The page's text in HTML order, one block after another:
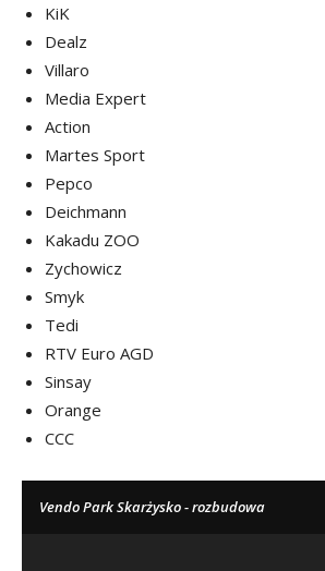
KiK
Dealz
Villaro
Media Expert
Action
Martes Sport
Pepco
Deichmann
Kakadu ZOO
Zychowicz
Smyk
Tedi
RTV Euro AGD
Sinsay
Orange
CCC
Vendo Park Skarżysko - rozbudowa